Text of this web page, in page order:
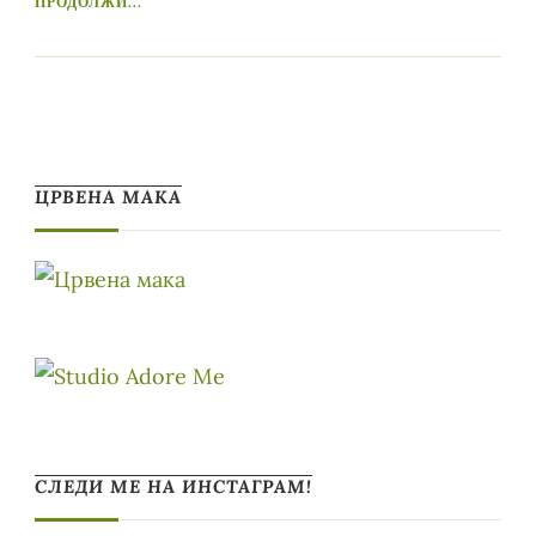
ЦРВЕНА МАКА
СЛЕДИ МЕ НА ИНСТАГРАМ!